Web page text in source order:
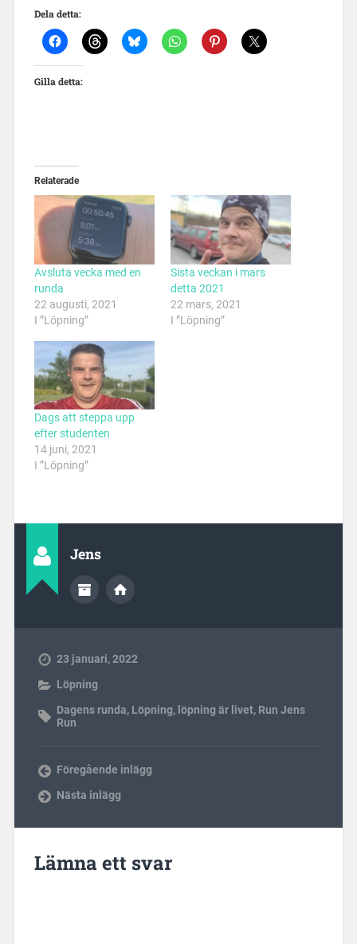
Dela detta:
Gilla detta:
Relaterade
Avsluta vecka med en
runda
22 augusti, 2021
I ”Löpning”
Sista veckan i mars
detta 2021
22 mars, 2021
I ”Löpning”
Dags att steppa upp
efter studenten
14 juni, 2021
I ”Löpning”
Jens
23 januari, 2022
Löpning
Dagens runda, Löpning, löpning är livet, Run Jens
Run
Föregående inlägg
Nästa inlägg
Lämna ett svar